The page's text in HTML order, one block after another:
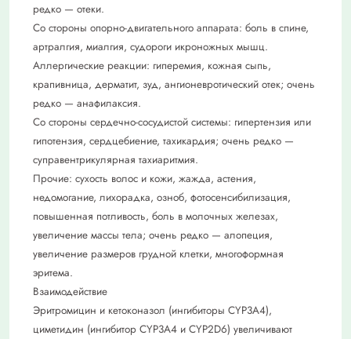
редко — отеки.
Со стороны опорно-двигательного аппарата: боль в спине,
артралгия, миалгия, судороги икроножных мышц.
Аллергические реакции: гиперемия, кожная сыпь,
крапивница, дерматит, зуд, ангионевротический отек; очень
редко — анафилаксия.
Со стороны сердечно-сосудистой системы: гипертензия или
гипотензия, сердцебиение, тахикардия; очень редко —
суправентрикулярная тахиаритмия.
Прочие: сухость волос и кожи, жажда, астения,
недомогание, лихорадка, озноб, фотосенсибилизация,
повышенная потливость, боль в молочных железах,
увеличение массы тела; очень редко — алопеция,
увеличение размеров грудной клетки, многоформная
эритема.
Взаимодействие
Эритромицин и кетоконазол (ингибиторы CYP3A4),
циметидин (ингибитор CYP3A4 и CYP2D6) увеличивают